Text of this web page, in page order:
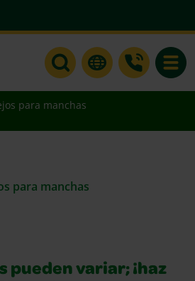
para manchas
para manchas
pueden variar; ¡haz